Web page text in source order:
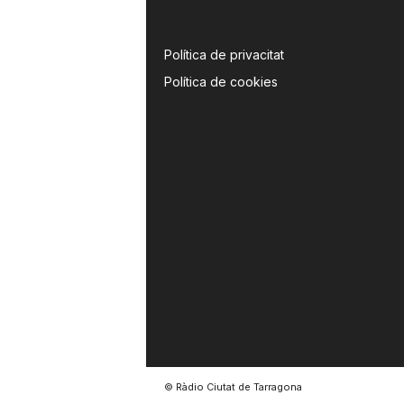
Política de privacitat
Política de cookies
© Ràdio Ciutat de Tarragona